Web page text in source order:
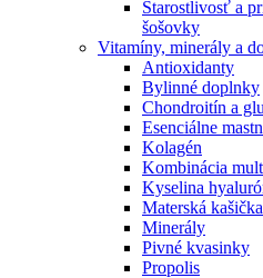
Starostlivosť a
šošovky
Vitamíny, minerály a
Antioxidanty
Bylinné doplnky
Chondroitín a
Esenciálne
Kolagén
Kombinácia
Kyselina
Materská kašička
Minerály
Pivné kvasinky
Propolis